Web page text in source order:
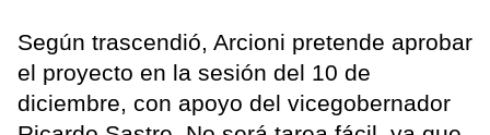
Según trascendió, Arcioni pretende aprobar
el proyecto en la sesión del 10 de
diciembre, con apoyo del vicegobernador